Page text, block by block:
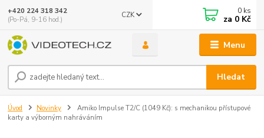
Menu
CZK
Hledat
+420 224 318 342
(Po-Pá, 9-16 hod.)
0 ks
za 0 Kč
Úvod Novinky
Amiko Impulse T2/C (1049 Kč): s mechanikou přístupové
karty a výborným nahráváním